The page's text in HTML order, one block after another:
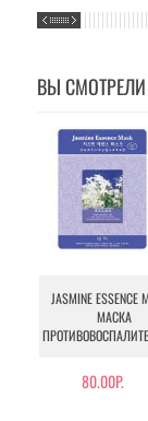
ВЫ СМОТРЕЛИ
JASMINE ESSENCE
МАСКА
80.00Р.